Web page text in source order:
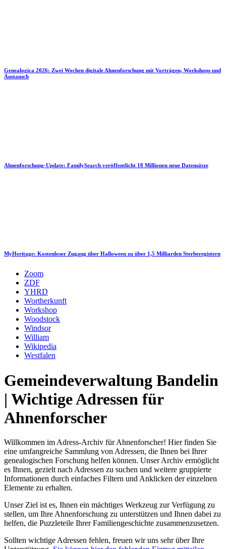
Genealogica 2026: Zwei Wochen digitale Ahnenforschung mit Vorträgen, Workshops und
Austausch
Ahnenforschung-Update: FamilySearch veröffentlicht 18 Millionen neue Datensätze
MyHeritage: Kostenloser Zugang über Halloween zu über 1,5 Milliarden Sterberegistern
Zoom
ZDF
YHRD
Wortherkunft
Workshop
Woodstock
Windsor
William
Wikipedia
Westfalen
Gemeindeverwaltung Bandelin
| Wichtige Adressen für
Ahnenforscher
Willkommen im Adress-Archiv für Ahnenforscher! Hier finden Sie
eine umfangreiche Sammlung von Adressen, die Ihnen bei Ihrer
genealogischen Forschung helfen können. Unser Archiv ermöglicht
es Ihnen, gezielt nach Adressen zu suchen und weitere gruppierte
Informationen durch einfaches Filtern und Anklicken der einzelnen
Elemente zu erhalten.
Unser Ziel ist es, Ihnen ein mächtiges Werkzeug zur Verfügung zu
stellen, um Ihre Ahnenforschung zu unterstützen und Ihnen dabei zu
helfen, die Puzzleteile Ihrer Familiengeschichte zusammenzusetzen.
Sollten wichtige Adressen fehlen, freuen wir uns sehr über Ihre